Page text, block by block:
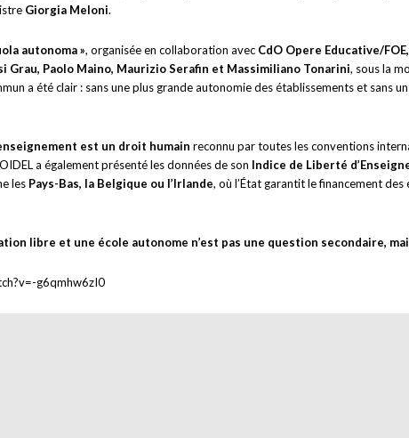
Giorgia Meloni.
autonoma », organisée en collaboration avec CdO Opere Educative/
Grau, Paolo Maino, Maurizio Serafin et Massimiliano Tonarini, sous la
a été clair : sans une plus grande autonomie des établissements et sans
est un droit humain reconnu par toutes les conventions
OIDEL a également présenté les données de son Indice de Liberté
les Pays-Bas, la Belgique ou l’Irlande, où l’État garantit le financement
libre et une école autonome n’est pas une question secondaire,
g6qmhw6zI0